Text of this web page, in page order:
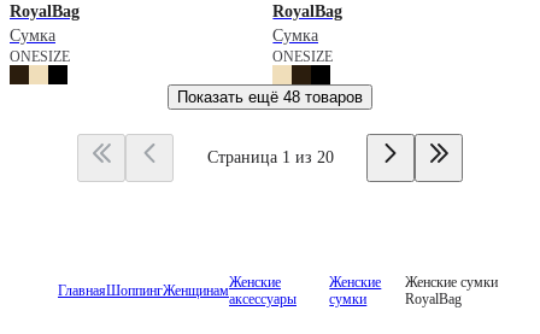
RoyalBag
Сумка
ONESIZE
RoyalBag
Сумка
ONESIZE
Показать ещё 48 товаров
Страница 1 из 20
ГлавнаяШоппингЖенщинамЖенские
аксессуары
Женские
сумки
Женские сумки
RoyalBag